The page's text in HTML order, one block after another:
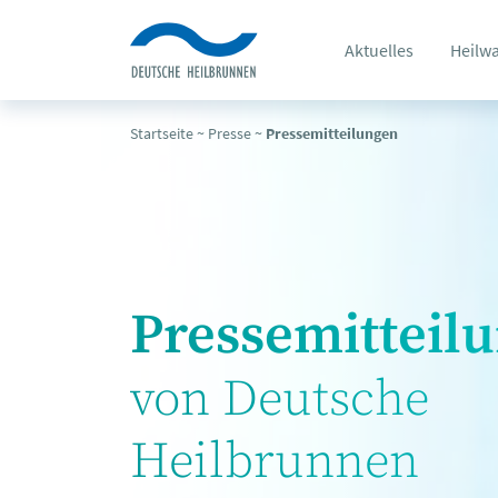
Aktuelles
Startseite~ Presse~ Pressemitteilungen
von Deutsche
Heilbrunnen